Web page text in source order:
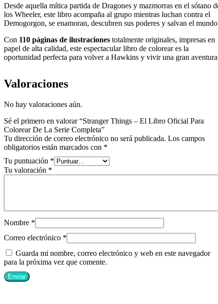
Desde aquella mítica partida de Dragones y mazmorras en el sótano
los Wheeler, este libro acompaña al grupo mientras luchan contra el
Demogorgon, se enamoran, descubren sus poderes y salvan el
Con 110 páginas de ilustraciones totalmente originales, impresas en
papel de alta calidad, este espectacular libro de colorear es la
oportunidad perfecta para volver a Hawkins y vivir una gran
Valoraciones
No hay valoraciones aún.
Sé el primero en valorar “Stranger Things – El Libro Oficial Para
Colorear De La Serie Completa”
Tu dirección de correo electrónico no será publicada. Los campos
obligatorios están marcados con *
Tu puntuación *
Tu valoración *
Nombre *
Correo electrónico *
Guarda mi nombre, correo electrónico y web en este navegador
para la próxima vez que comente.